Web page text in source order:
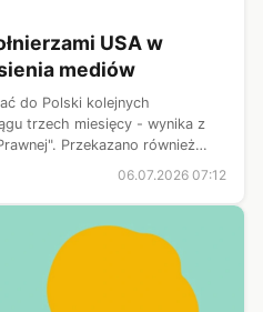
USA w
mediów
do Polski kolejnych
trzech miesięcy - wynika z
Przekazano również
06.07.2026 07:12